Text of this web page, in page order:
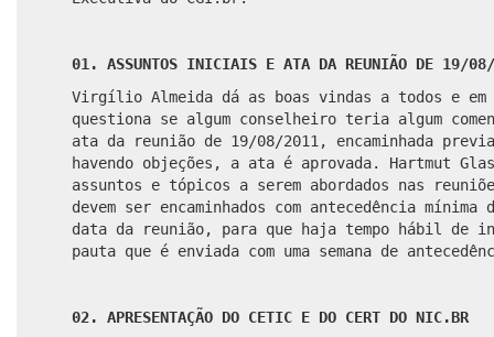
01. ASSUNTOS INICIAIS E ATA DA REUNIÃO DE 19/
Virgílio Almeida dá as boas vindas a todos e em
questiona se algum conselheiro teria algum
ata da reunião de 19/08/2011, encaminhada
havendo objeções, a ata é aprovada. Hartmut
assuntos e tópicos a serem abordados nas
devem ser encaminhados com antecedência
data da reunião, para que haja tempo hábil de
pauta que é enviada com uma semana de
02. APRESENTAÇÃO DO CETIC E DO CERT DO NIC.BR